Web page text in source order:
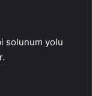
solunum yolu